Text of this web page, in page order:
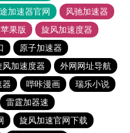
加速器官网
风驰加速器
果版
旋风加速度器
原子加速器
风加速度器
外网网址导航
器 哔咔漫画
瑞乐小说
雷霆加器速
旋风加速官网下载